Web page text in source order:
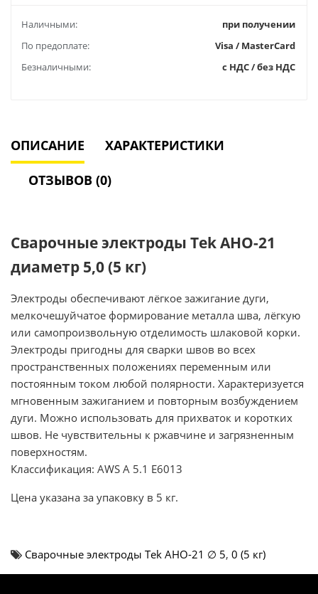
Наличными:
при получении
По предоплате:
Visa / MasterCard
Безналичными:
с НДС / без НДС
ОПИСАНИЕ ХАРАКТЕРИСТИКИ
ОТЗЫВОВ (0)
Cварочные электроды Теk АНО-21
диаметр 5,0 (5 кг)
Электроды обеспечивают лёгкое зажигание дуги,
мелкочешуйчатое формирование металла шва, лёгкую
или самопроизвольную отделимость шлаковой корки.
Электроды пригодны для сварки швов во всех
пространственных положениях переменным или
постоянным током любой полярности. Характеризуется
мгновенным зажиганием и повторным возбуждением
дуги. Можно использовать для прихваток и коротких
швов. Не чувствительны к ржавчине и загрязненным
поверхностям.
Классификация: AWS A 5.1 E6013
Цена указана за упаковку в 5 кг.
Cварочные электроды Теk АНО-21 ∅ 5, 0 (5 кг)